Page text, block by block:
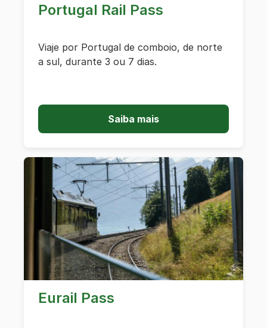
Portugal Rail Pass
Viaje por Portugal de comboio, de norte
a sul, durante 3 ou 7 dias.
Saiba mais
Eurail Pass